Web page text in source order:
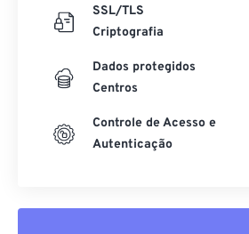
SSL/TLS
Criptografia
Dados protegidos
Centros
Controle de Acesso e
Autenticação